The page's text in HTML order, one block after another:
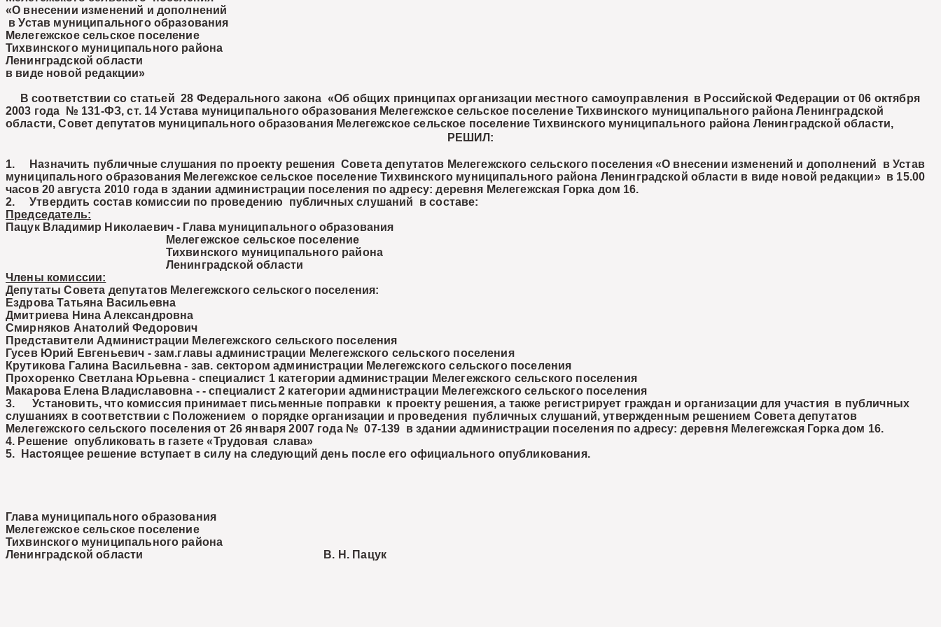
«О внесении изменений и дополнений
в Устав муниципального образования
Мелегежское сельское поселение
Тихвинского муниципального района
Ленинградской области
в виде новой редакции»
В соответствии со статьей 28 Федерального закона «Об общих принципах организации местного самоуправления в Российской Федерации от 06 октября
2003 года № 131-ФЗ, ст. 14 Устава муниципального образования Мелегежское сельское поселение Тихвинского муниципального района Ленинградской
области, Совет депутатов муниципального образования Мелегежское сельское поселение Тихвинского муниципального района Ленинградской области,
РЕШИЛ:
1. Назначить публичные слушания по проекту решения Совета депутатов Мелегежского сельского поселения «О внесении изменений и дополнений в Устав
муниципального образования Мелегежское сельское поселение Тихвинского муниципального района Ленинградской области в виде новой редакции» в 15.00
часов 20 августа 2010 года в здании администрации поселения по адресу: деревня Мелегежская Горка дом 16.
2. Утвердить состав комиссии по проведению публичных слушаний в составе:
Председатель:
Пацук Владимир Николаевич - Глава муниципального образования
Мелегежское сельское поселение
Тихвинского муниципального района
Ленинградской области
Члены комиссии:
Депутаты Совета депутатов Мелегежского сельского поселения:
Ездрова Татьяна Васильевна
Дмитриева Нина Александровна
Смирняков Анатолий Федорович
Представители Администрации Мелегежского сельского поселения
Гусев Юрий Евгеньевич - зам.главы администрации Мелегежского сельского поселения
Крутикова Галина Васильевна - зав. сектором администрации Мелегежского сельского поселения
Прохоренко Светлана Юрьевна - специалист 1 категории администрации Мелегежского сельского поселения
Макарова Елена Владиславовна - - специалист 2 категории администрации Мелегежского сельского поселения
3. Установить, что комиссия принимает письменные поправки к проекту решения, а также регистрирует граждан и организации для участия в публичных
слушаниях в соответствии с Положением о порядке организации и проведения публичных слушаний, утвержденным решением Совета депутатов
Мелегежского сельского поселения от 26 января 2007 года № 07-139 в здании администрации поселения по адресу: деревня Мелегежская Горка дом 16.
4. Решение опубликовать в газете «Трудовая слава»
5. Настоящее решение вступает в силу на следующий день после его официального опубликования.
Глава муниципального образования
Мелегежское сельское поселение
Тихвинского муниципального района
Ленинградской области В. Н. Пацук